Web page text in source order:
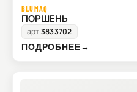
BLUMAQ
ПОРШЕНЬ
арт.3833702
ПОДРОБНЕЕ→